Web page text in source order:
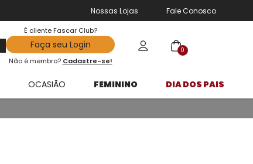
Nossas Lojas Fale Conosco
É cliente Fascar Club?
Faça seu Login
Não é membro? Cadastre-se!
0
OCASIÃO FEMININO DIA DOS PAIS